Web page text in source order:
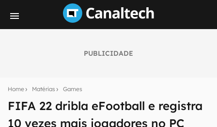
PUBLICIDADE
Home Matérias Games
FIFA 22 dribla eFootball e registra
10 vezes mais jogadores no PC
notícias e reviews sobre tecnologia em primeira
mão.
E-mail